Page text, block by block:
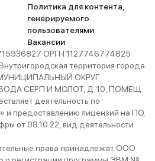
Политика для контента,
генерируемого
пользователями
Вакансии
ОРГН 1127746774825
территория города
МУНИЦИПАЛЬНЫЙ ОКРУГ
СЕРП И МОЛОТ, Д. 10, ПОМЕЩ.
деятельность по
и предоставлению лицензий на ПО.
от 08.10.22, вид деятельности
права принадлежат ООО